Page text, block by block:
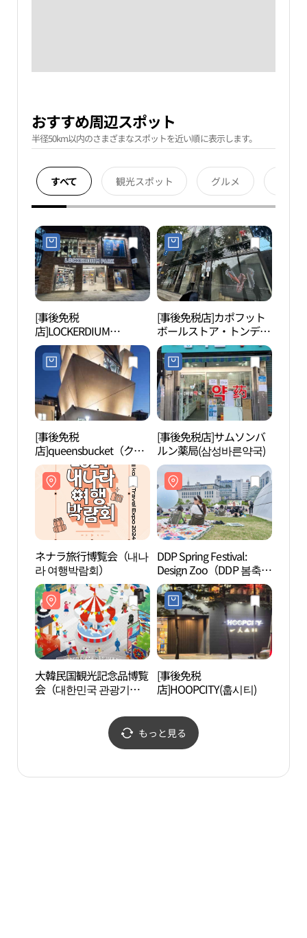
おすすめ周辺スポット
半径50km以内のさまざまなスポットを近い順に表示します。
すべて 観光スポット グルメ
[事後免税
店]LOCKERDIUM
PARK（ロッカージウム
パーク）・トンデムン
（東大門）店(라커디움
파크 동대문점)
[事後免税店]カポフット
ボールストア・トンデム
ン（東大門）店(카포풋
볼스토어 동대문점)
[事後免税
店]queensbucket（クイ
ーンズバケット）(쿠엔
즈버킷)
[事後免税店]サムソンバ
ルン薬局(삼성바른약국)
ネナラ旅行博覧会（내나
라 여행박람회）
DDP Spring Festival:
Design Zoo（DDP 봄축제
: 디자인 동물원）
大韓民国観光記念品博覧
会（대한민국 관광기념
[事後免税
店]HOOPCITY(훕시티)
もっと見る